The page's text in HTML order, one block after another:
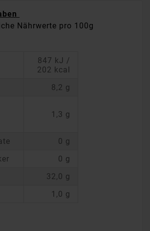
Nährwerte pro 100g
847 kJ /
202 kcal
8,2 g
1,3 g
0 g
0 g
32,0 g
1,0 g